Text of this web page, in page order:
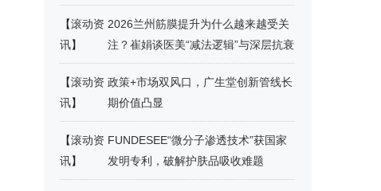
【滚动资
讯】
2026兰州筋膜提升为什么越来越受关
注？崔娟谈医美“减法逻辑”与深层抗衰
【滚动资
讯】
政策+市场双风口，广生堂创新管线长
期价值凸显
【滚动资
讯】
FUNDESEE“微分子渗透技术”获国家
发明专利，破解护肤品吸收难题